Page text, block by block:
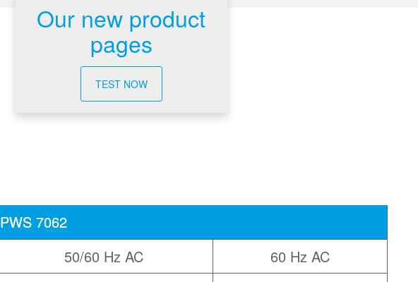
Our new product
pages
TEST NOW
PWS 7062
50/60 Hz AC
60 Hz AC